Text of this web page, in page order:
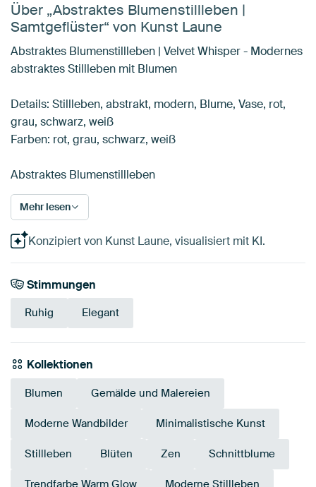
Über „Abstraktes Blumenstillleben |
Samtgeflüster“ von Kunst Laune
Abstraktes Blumenstillleben | Velvet Whisper - Modernes
abstraktes Stillleben mit Blumen
Details: Stillleben, abstrakt, modern, Blume, Vase, rot,
grau, schwarz, weiß
Farben: rot, grau, schwarz, weiß
Abstraktes Blumenstillleben
Mehr lesen
Konzipiert von Kunst Laune, visualisiert mit KI.
Stimmungen
Ruhig Elegant
Kollektionen
Blumen Gemälde und Malereien
Moderne Wandbilder Minimalistische Kunst
Stillleben Blüten Zen Schnittblume
Trendfarbe Warm Glow Moderne Stillleben